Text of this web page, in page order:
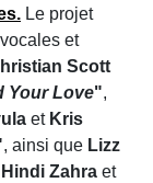
Le projet
et
Scott
Your Love",
et Kris
, ainsi que Lizz
Hindi Zahra et